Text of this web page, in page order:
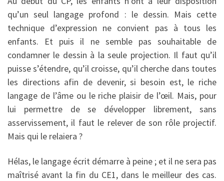
qu’un seul langage profond : le dessin. Mais cette
technique d’expression ne convient pas à tous les
enfants. Et puis il ne semble pas souhaitable de
condamner le dessin à la seule projection. Il faut qu’il
puisse s’étendre, qu’il croisse, qu’il cherche dans toutes
les directions afin de devenir, si besoin est, le riche
langage de l’âme ou le riche plaisir de l’œil. Mais, pour
lui permettre de se développer librement, sans
asservissement, il faut le relever de son rôle projectif.
Mais qui le relaiera ?
Hélas, le langage écrit démarre à peine ; et il ne sera pas
maîtrisé avant la fin du CE1, dans le meilleur des cas.